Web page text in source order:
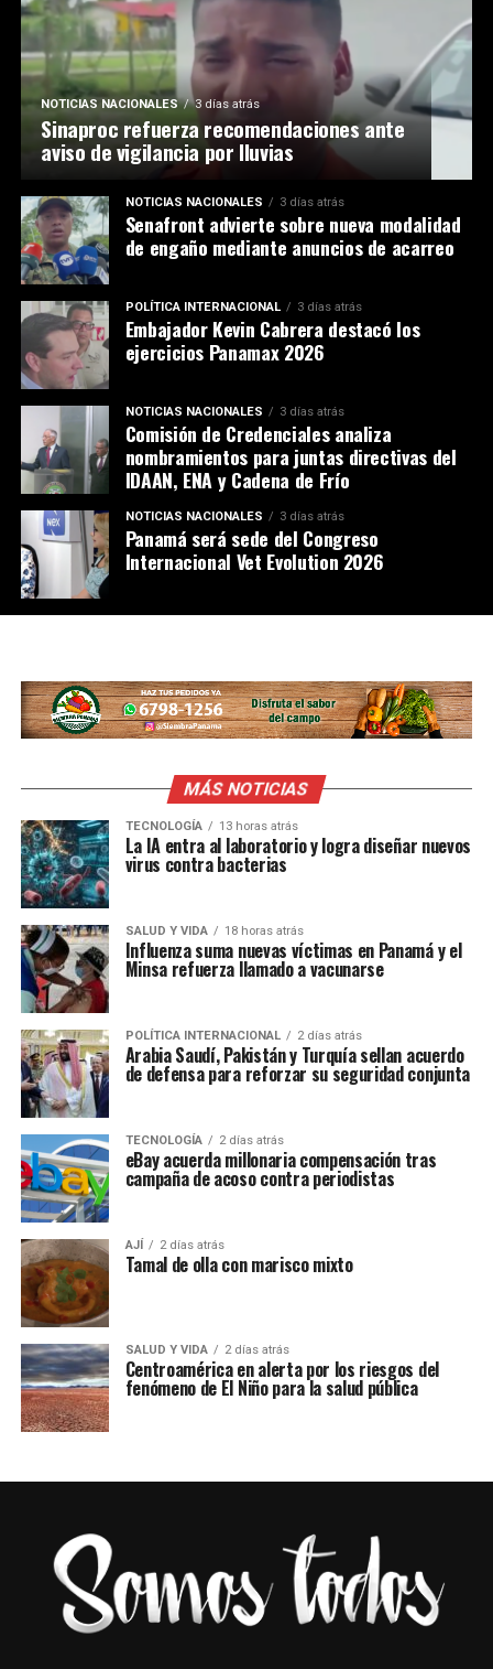
NOTICIAS NACIONALES 3 días atrás
Sinaproc refuerza recomendaciones ante
aviso de vigilancia por lluvias
NOTICIAS NACIONALES 3 días atrás
Senafront advierte sobre nueva modalidad
de engaño mediante anuncios de acarreo
POLÍTICA INTERNACIONAL 3 días atrás
Embajador Kevin Cabrera destacó los
ejercicios Panamax 2026
NOTICIAS NACIONALES 3 días atrás
Comisión de Credenciales analiza
nombramientos para juntas directivas del
IDAAN, ENA y Cadena de Frío
NOTICIAS NACIONALES 3 días atrás
Panamá será sede del Congreso
Internacional Vet Evolution 2026
MÁS NOTICIAS
TECNOLOGÍA 13 horas atrás
La IA entra al laboratorio y logra diseñar nuevos
virus contra bacterias
SALUD Y VIDA 18 horas atrás
Influenza suma nuevas víctimas en Panamá y el
Minsa refuerza llamado a vacunarse
POLÍTICA INTERNACIONAL 2 días atrás
Arabia Saudí, Pakistán y Turquía sellan acuerdo
de defensa para reforzar su seguridad conjunta
TECNOLOGÍA 2 días atrás
eBay acuerda millonaria compensación tras
campaña de acoso contra periodistas
AJÍ 2 días atrás
Tamal de olla con marisco mixto
SALUD Y VIDA 2 días atrás
Centroamérica en alerta por los riesgos del
fenómeno de El Niño para la salud pública